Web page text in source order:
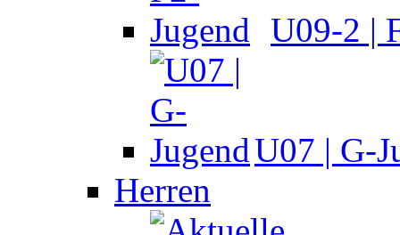
U09-2 |
U07 | G-
Herren